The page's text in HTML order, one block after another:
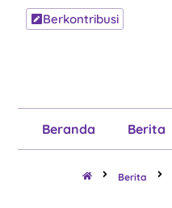
Berkontribusi
Beranda Berita
Berita